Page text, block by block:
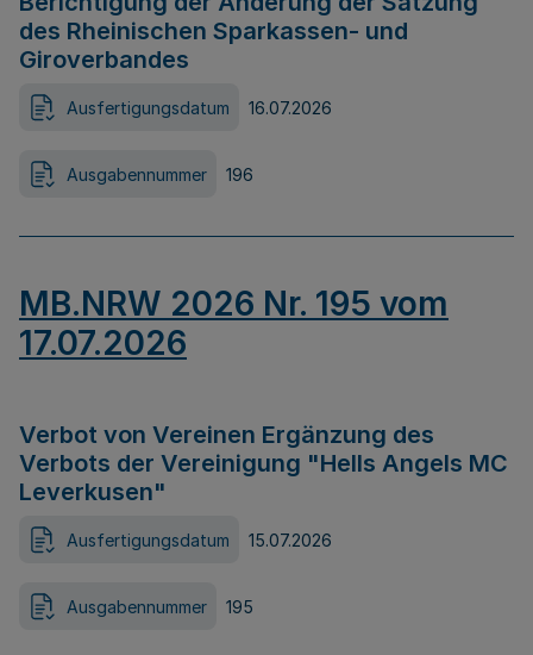
des Rheinischen Sparkassen- und
Giroverbandes
Ausfertigungsdatum 16.07.2026
Ausgabennummer 196
MB.NRW 2026 Nr. 195 vom
17.07.2026
Verbot von Vereinen Ergänzung des
Verbots der Vereinigung "Hells Angels MC
Leverkusen"
Ausfertigungsdatum 15.07.2026
Ausgabennummer 195